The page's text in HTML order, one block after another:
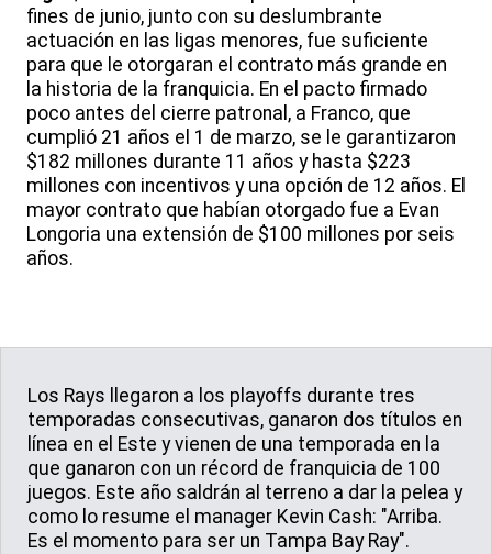
fines de junio, junto con su deslumbrante
actuación en las ligas menores, fue suficiente
para que le otorgaran el contrato más grande en
la historia de la franquicia. En el pacto firmado
poco antes del cierre patronal, a Franco, que
cumplió 21 años el 1 de marzo, se le garantizaron
$182 millones durante 11 años y hasta $223
millones con incentivos y una opción de 12 años. El
mayor contrato que habían otorgado fue a Evan
Longoria una extensión de $100 millones por seis
años.
Los Rays llegaron a los playoffs durante tres
temporadas consecutivas, ganaron dos títulos en
línea en el Este y vienen de una temporada en la
que ganaron con un récord de franquicia de 100
juegos. Este año saldrán al terreno a dar la pelea y
como lo resume el manager Kevin Cash: "Arriba.
Es el momento para ser un Tampa Bay Ray".